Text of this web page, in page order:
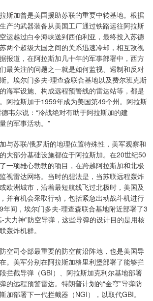
斯加曾是美国援助苏联的重要中转基地。根据
产的武器装备从美国工厂通过铁路运往阿拉斯
运越过白令海峡送到西伯利亚，最终投入苏德
两个超级大国之间的关系迅速冷却，相互敌视
报道，在阿拉斯加几十年的军事部署中，西方
最关注的问题之一就是如何监视、遏制和反对
。埃尔门多夫-理查森联合基地以及费尔班克斯
海军设施、构成远程预警线的雷达站等，都是
阿拉斯加于1959年成为美国第49个州。阿拉斯
韦尔说：“冷战绝对有助于阿拉斯加的建
的军事活动。”
与苏联/俄罗斯的地理位置特殊性，美军观察和
大部分基础设施都位于阿拉斯加。在20世纪50
一项雄心勃勃的项目，在跨越阿拉斯加和北极
视雷达网络。当时的想法是，当苏联远程轰炸
欧洲城市，沿着最短航线飞过北极时，美国及
并有机会采取行动，包括紧急出动战斗机进行
间，埃尔门多夫-理查森联合基地附近部署了3
大力神”防空导弹，这些导弹的设计目的是用核
轰炸机群。
空司令部最重要的防空前沿阵地，也是美国导
。美军分别在阿拉斯加格里利堡部署了能够拦
拦截导弹（GBI）、阿拉斯加克利尔基地部署
的远程预警雷达。特朗普计划的“金穹”导弹防
加部署下一代拦截器（NGI），以取代GBI。